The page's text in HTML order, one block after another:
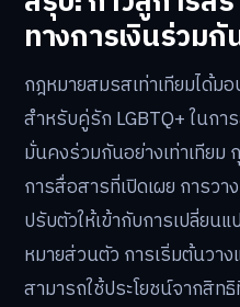
ทางการเงินร่วมกั
กฎหมายสมรสเท่าเทียมได้ม
สำหรับคู่รัก LGBTQ+ ในกา
มั่นคงร่วมกันอย่างเท่าเทีย
การสื่อสารที่เปิดเผย การว
ปรับตัวให้เข้ากับการเปลี่ยน
หมายส่วนตัว การเริ่มต้นวา
สามารถใช้ประโยชน์จากสิท